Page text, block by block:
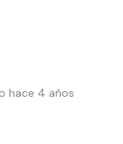
hace 4 años